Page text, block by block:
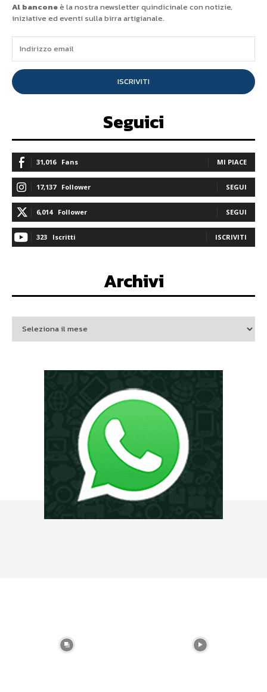
Al banconeè la nostra newsletter quindicinale con notizie,
iniziative ed eventi sulla birra artigianale.
ISCRIVITI
Seguici
31,016 Fans MI PIACE
17,137 Follower SEGUI
6,014 Follower SEGUI
323 Iscritti ISCRIVITI
Archivi